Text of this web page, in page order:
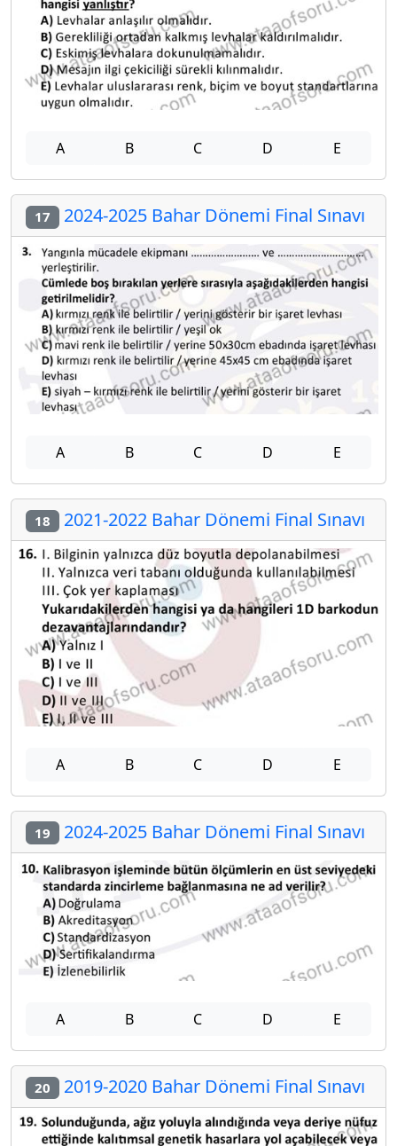
A B C D E
17 2024-2025 Bahar Dönemi Final Sınavı
A B C D E
18 2021-2022 Bahar Dönemi Final Sınavı
A B C D E
19 2024-2025 Bahar Dönemi Final Sınavı
A B C D E
20 2019-2020 Bahar Dönemi Final Sınavı